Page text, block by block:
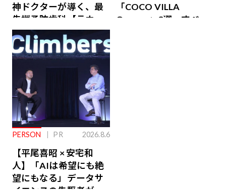
神ドクターが導く、最
先端予防歯科【ラウン
ジ会員特典あり】
「COCO VILLA
Owners」3選。すべて
PERSON PR 2026.8.6
【平尾喜昭 × 安宅和
人】「AIは希望にも絶
望にもなる」データサ
イエンスの先駆者が語